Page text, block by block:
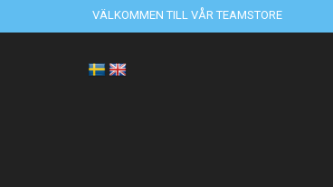
VÄLKOMMEN TILL VÅR TEAMSTORE